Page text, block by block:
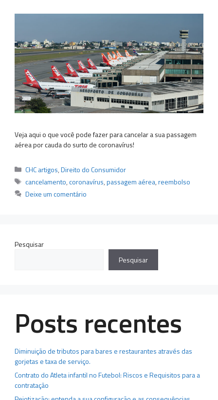
Veja aqui o que você pode fazer para cancelar a sua passagem
aérea por cauda do surto de coronavírus!
Categorias
CHC artigos,Direito do Consumidor
Tags
cancelamento,coronavírus,passagem aérea,reembolso
Deixe um comentário
Pesquisar
Pesquisar
Posts recentes
Diminuição de tributos para bares e restaurantes através das
gorjetas e taxa de serviço.
Contrato do Atleta infantil no Futebol: Riscos e Requisitos para a
contratação